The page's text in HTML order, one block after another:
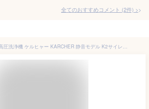
全てのおすすめコメント (2件) >
【正規代理店】高圧洗浄機 ケルヒャー KARCHER 静音モデル K2サイレント (50Hz/60Hz共用) 静音 コンパクト パワフル 洗車 節水 簡単洗浄 軽量 収納 便利 お掃除 新生活